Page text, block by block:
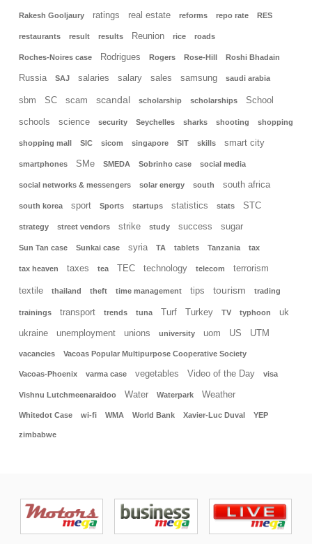
Rakesh Gooljaury ratings real estate reforms repo rate RES
restaurants result results Reunion rice roads
Roches-Noires case Rodrigues Rogers Rose-Hill Roshi Bhadain
Russia SAJ salaries salary sales samsung saudi arabia
sbm SC scam scandal scholarship scholarships School
schools science security Seychelles sharks shooting shopping
shopping mall SIC sicom singapore SIT skills smart city
smartphones SMe SMEDA Sobrinho case social media
social networks & messengers solar energy south south africa
south korea sport Sports startups statistics stats STC
strategy street vendors strike study success sugar
Sun Tan case Sunkai case syria TA tablets Tanzania tax
tax heaven taxes tea TEC technology telecom terrorism
textile thailand theft time management tips tourism trading
trainings transport trends tuna Turf Turkey TV typhoon uk
ukraine unemployment unions university uom US UTM
vacancies Vacoas Popular Multipurpose Cooperative Society
Vacoas-Phoenix varma case vegetables Video of the Day visa
Vishnu Lutchmeenaraidoo Water Waterpark Weather
Whitedot Case wi-fi WMA World Bank Xavier-Luc Duval YEP
zimbabwe